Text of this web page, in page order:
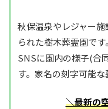
秋保温泉やレジャー
られた樹木葬霊園です
SNSに園内の様子(合
す。家名の刻字可能な
＼最新の